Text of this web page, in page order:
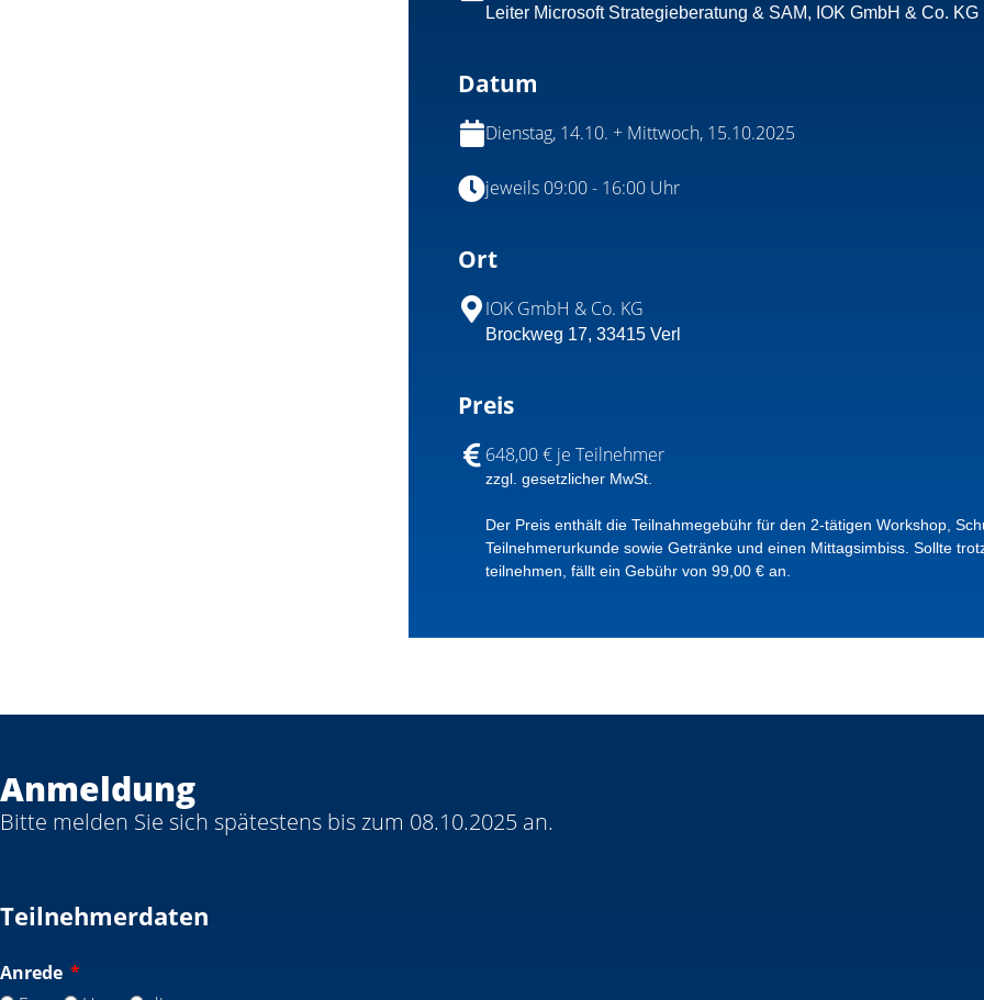
Leiter Microsoft Strategieberatung & SAM, IOK GmbH & Co. KG
Datum
Dienstag, 14.10. + Mittwoch, 15.10.2025
jeweils 09:00 - 16:00 Uhr
Ort
IOK GmbH & Co. KG
Brockweg 17, 33415 Verl
Preis
648,00 € je Teilnehmer
zzgl. gesetzlicher MwSt.
Der Preis enthält die Teilnahmegebühr für den 2-tätigen Workshop,
Teilnehmerurkunde sowie Getränke und einen Mittagsimbiss. Sollte
teilnehmen, fällt ein Gebühr von 99,00 € an.
Anmeldung
Bitte melden Sie sich spätestens bis zum 08.10.2025 an.
Teilnehmerdaten
Anrede